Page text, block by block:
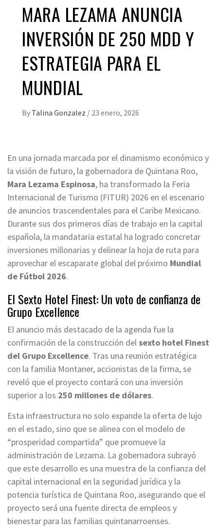
MARA LEZAMA ANUNCIA
INVERSIÓN DE 250 MDD Y
ESTRATEGIA PARA EL
MUNDIAL
By Talina Gonzalez / 23 enero, 2026
En una jornada marcada por el dinamismo económico y
la visión de futuro, la gobernadora de Quintana Roo,
Mara Lezama Espinosa, ha transformado la Feria
Internacional de Turismo (FITUR) 2026 en el escenario
de anuncios trascendentales para el Caribe Mexicano.
Durante sus dos primeros días de trabajo en la capital
española, la mandataria estatal ha logrado concretar
inversiones millonarias y delinear la hoja de ruta para
aprovechar el escaparate global del próximo Mundial
de Fútbol 2026.
El Sexto Hotel Finest: Un voto de confianza de
Grupo Excellence
El anuncio más destacado de la agenda fue la
confirmación de la construcción delsexto hotel Finest
del Grupo Excellence. Tras una reunión estratégica
con la familia Montaner, accionistas de la firma, se
reveló que el proyecto contará con una inversión
superior a los 250 millones de dólares.
Esta infraestructura no solo expande la oferta de lujo
en el estado, sino que se alinea con el modelo de
“prosperidad compartida” que promueve la
administración de Lezama. La gobernadora subrayó
que este desarrollo es una muestra de la confianza del
capital internacional en la seguridad jurídica y la
potencia turística de Quintana Roo, asegurando que el
proyecto será una fuente directa de empleos y
bienestar para las familias quintanarroenses.